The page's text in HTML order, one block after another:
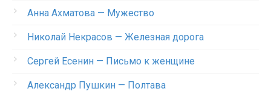
Анна Ахматова — Мужество
Николай Некрасов — Железная дорога
Сергей Есенин — Письмо к женщине
Александр Пушкин — Полтава